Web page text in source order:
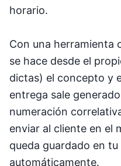
horario.
Con una herramienta
se hace desde el
dictas) el concepto y
entrega sale
numeración
enviar al cliente en el
queda guardado en
automáticamente.